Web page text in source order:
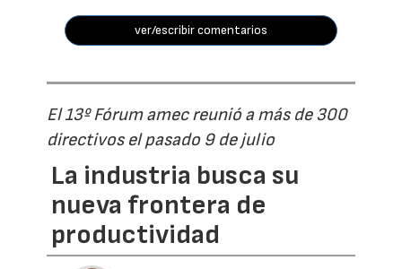
ver/escribir comentarios
El 13º Fórum amec reunió a más de 300
directivos el pasado 9 de julio
La industria busca su
nueva frontera de
productividad